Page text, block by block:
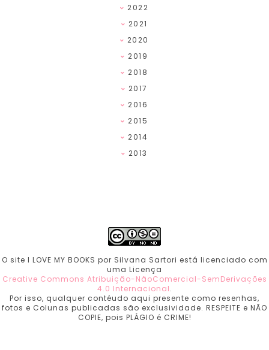
2022
2021
2020
2019
2018
2017
2016
2015
2014
2013
O site I LOVE MY BOOKS por Silvana Sartori está licenciado com
uma Licença
Creative Commons Atribuição-NãoComercial-SemDerivações
4.0 Internacional.
Por isso, qualquer contéudo aqui presente como resenhas,
fotos e Colunas publicadas são exclusividade. RESPEITE e NÃO
COPIE, pois PLÁGIO é CRIME!